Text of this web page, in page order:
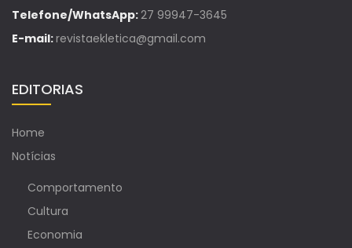
Telefone/WhatsApp:27 99947-3645
E-mail:revistaekletica@gmail.com
EDITORIAS
Home
Notícias
Comportamento
Cultura
Economia